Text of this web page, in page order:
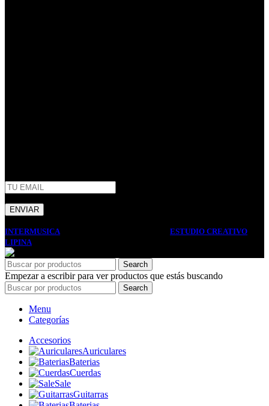
INTERMUSICA
ESTUDIO CREATIVO
LIPINA. PREMIUM E-COMMERCE SOLUTIONS.
Search
Empezar a escribir para ver productos que estás buscando
Search
Menu
Categorías
Accesorios
Auriculares
Baterias
Cuerdas
Sale
Guitarras